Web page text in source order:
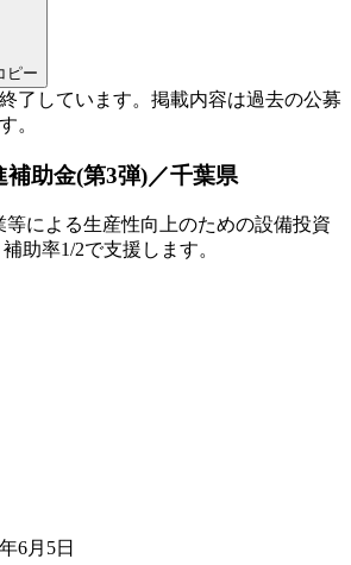
ピー
了しています。 掲載内容は過去の公募
。
補助金(第3弾)／千葉県
による生産性向上のための設備投資
助率1/2で支援します。
6月5日